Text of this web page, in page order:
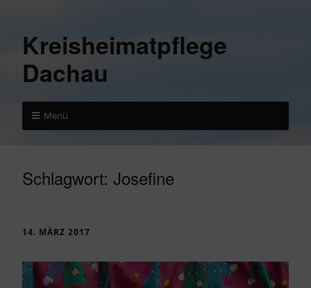
Kreisheimatpflege
Dachau
Menü
Schlagwort: Josefine
14. MÄRZ 2017